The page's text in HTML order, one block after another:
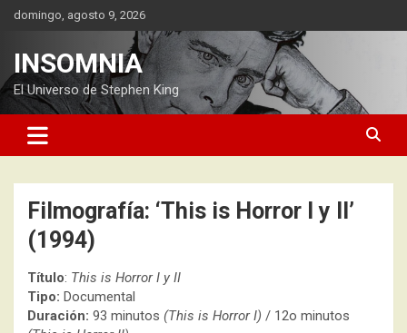
Saltardomingo, agosto 9, 2026
INSOMNIA
El Universo de Stephen King
Filmografía: ‘This is Horror I y II’
(1994)
Título: This is Horror I y II
Tipo: Documental
Duración: 93 minutos (This is Horror I) / 12o minutos